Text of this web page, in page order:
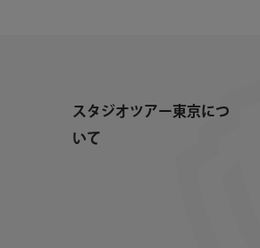
スタジオツアー東京につ
いて